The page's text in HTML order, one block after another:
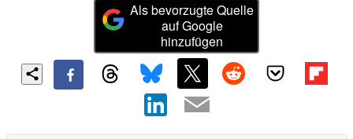
Als bevorzugte Quelle
auf Google
hinzufügen